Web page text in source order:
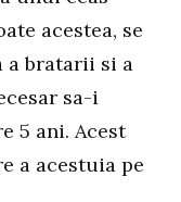
acestea, se
a bratarii si a
sa-i
5 ani. Acest
a acestuia pe